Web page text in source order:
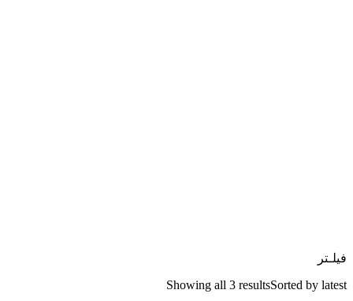
فیلـتر
Showing all 3 resultsSorted by latest